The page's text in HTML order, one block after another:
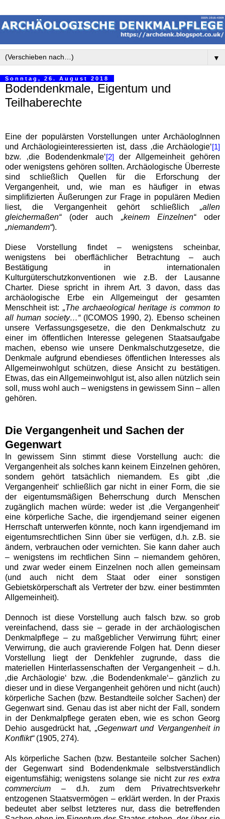
▼
Sonntag, 26. August 2018
Bodendenkmale, Eigentum und
Teilhaberechte
Eine der populärsten Vorstellungen unter ArchäologInnen
und Archäologieinteressierten ist, dass ‚die Archäologie‘[1]
bzw. ‚die Bodendenkmale‘[2]der Allgemeinheit gehören
oder wenigstens gehören sollten. Archäologische Überreste
sind schließlich Quellen für die Erforschung der
Vergangenheit, und, wie man es häufiger in etwas
simplifizierten Äußerungen zur Frage in populären Medien
liest, die Vergangenheit gehört schließlich „allen
gleichermaßen“(oder auch „keinem Einzelnen“oder
„niemandem“).
Diese Vorstellung findet – wenigstens scheinbar,
wenigstens bei oberflächlicher Betrachtung – auch
Bestätigung in internationalen
Kulturgüterschutzkonventionen wie z.B. der Lausanne
Charter. Diese spricht in ihrem Art. 3 davon, dass das
archäologische Erbe ein Allgemeingut der gesamten
Menschheit ist: „The archaeological heritage is common to
all human society…“(ICOMOS 1990, 2). Ebenso scheinen
unsere Verfassungsgesetze, die den Denkmalschutz zu
einer im öffentlichen Interesse gelegenen Staatsaufgabe
machen, ebenso wie unsere Denkmalschutzgesetze, die
Denkmale aufgrund ebendieses öffentlichen Interesses als
Allgemeinwohlgut schützen, diese Ansicht zu bestätigen.
Etwas, das ein Allgemeinwohlgut ist, also allen nützlich sein
soll, muss wohl auch – wenigstens in gewissem Sinn – allen
gehören.
Die Vergangenheit und Sachen der
Gegenwart
In gewissem Sinn stimmt diese Vorstellung auch: die
Vergangenheit als solches kann keinem Einzelnen gehören,
sondern gehört tatsächlich niemandem. Es gibt ‚die
Vergangenheit‘ schließlich gar nicht in einer Form, die sie
der eigentumsmäßigen Beherrschung durch Menschen
zugänglich machen würde: weder ist ‚die Vergangenheit‘
eine körperliche Sache, die irgendjemand seiner eigenen
Herrschaft unterwerfen könnte, noch kann irgendjemand im
eigentumsrechtlichen Sinn über sie verfügen, d.h. z.B. sie
ändern, verbrauchen oder vernichten. Sie kann daher auch
– wenigstens im rechtlichen Sinn – niemandem gehören,
und zwar weder einem Einzelnen noch allen gemeinsam
(und auch nicht dem Staat oder einer sonstigen
Gebietskörperschaft als Vertreter der bzw. einer bestimmten
Allgemeinheit).
Dennoch ist diese Vorstellung auch falsch bzw. so grob
vereinfachend, dass sie – gerade in der archäologischen
Denkmalpflege – zu maßgeblicher Verwirrung führt; einer
Verwirrung, die auch gravierende Folgen hat. Denn dieser
Vorstellung liegt der Denkfehler zugrunde, dass die
materiellen Hinterlassenschaften der Vergangenheit – d.h.
‚die Archäologie‘ bzw. ‚die Bodendenkmale‘– gänzlich zu
dieser und in diese Vergangenheit gehören und nicht (auch)
körperliche Sachen (bzw. Bestandteile solcher Sachen) der
Gegenwart sind. Genau das ist aber nicht der Fall, sondern
in der Denkmalpflege geraten eben, wie es schon Georg
Dehio ausgedrückt hat, „Gegenwart und Vergangenheit in
Konflikt“(1905, 274).
Als körperliche Sachen (bzw. Bestanteile solcher Sachen)
der Gegenwart sind Bodendenkmale selbstverständlich
eigentumsfähig; wenigstens solange sie nicht zur res extra
commercium – d.h. zum dem Privatrechtsverkehr
entzogenen Staatsvermögen – erklärt werden. In der Praxis
bedeutet aber selbst letzteres nur, dass die betreffenden